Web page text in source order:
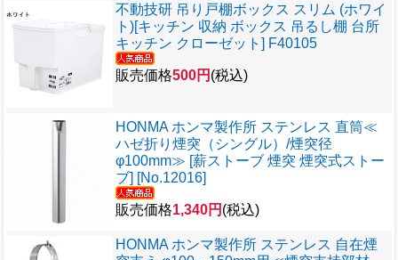
不動技研 吊り戸棚ボックス スリム (ホワイ
ト)[キッチン 収納 ボックス 吊るし棚 台所
キッチン クローゼット] F40105
販売価格500円 (税込)
HONMA ホンマ製作所 ステンレス 直筒≪
ハゼ折り煙突（シングル）/煙突径
φ100mm≫ [薪ストーブ 煙突 煙突式ストー
ブ] [No.12016]
販売価格1,340円 (税込)
HONMA ホンマ製作所 ステンレス 自在煙